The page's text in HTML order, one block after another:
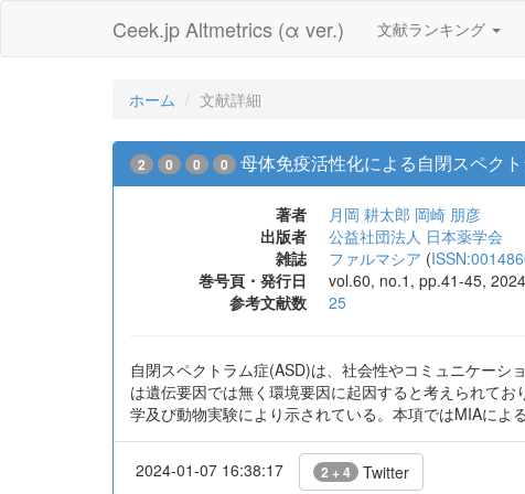
Ceek.jp Altmetrics (α ver.) 文献ランキング
ホーム 文献詳細
2 0 0 0 母体免疫活性化による自閉スペク
著者 月岡 耕太郎 岡崎 朋彦
出版者
公益社団法人 日本薬学会
雑誌
ファルマシア (
巻号頁・発行日
vol.60, no.1, pp.41-45,
参考文献数
25
自閉スペクトラム症(ASD)は、社会性やコミュニケー
は遺伝要因では無く環境要因に起因すると考えられて
学及び動物実験により示されている。本項ではMIAによ
2024-01-07 16:38:17 2 + 4 Twitter